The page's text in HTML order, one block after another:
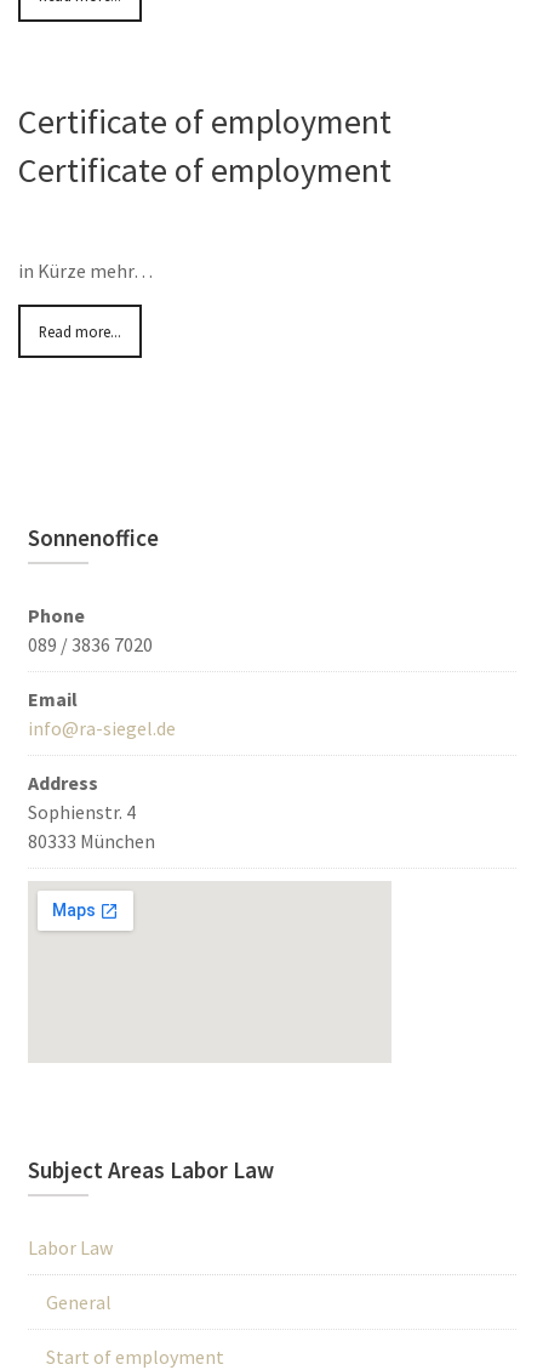
Certificate of employment
Certificate of employment
in Kürze mehr…
Read more...
Sonnenoffice
Phone
089 / 3836 7020
Email
info@ra-siegel.de
Address
Sophienstr. 4
80333 München
Subject Areas Labor Law
Labor Law
General
Start of employment